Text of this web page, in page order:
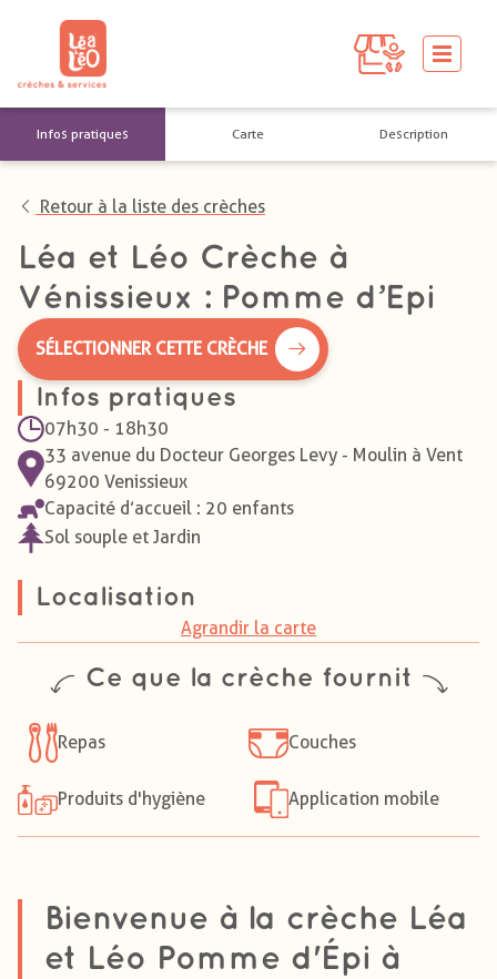
Infos pratiques Carte Description
Ce que la crèche fournit
Repas Couches
Produits d'hygiène Application mobile
Bienvenue à la crèche Léa
et Léo Pomme d'Épi à
Infos pratiques
07h30 - 18h30
33 avenue du Docteur Georges Levy - Moulin à Vent
69200 Venissieux
Capacité d’accueil : 20 enfants
Sol souple et Jardin
Localisation
Agrandir la carte
SÉLECTIONNER CETTE CRÈCHE
Retour à la liste des crèches
Léa et Léo Crèche à
Vénissieux : Pomme d’Epi